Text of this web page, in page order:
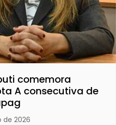
comemora
A consecutiva de
de 2026